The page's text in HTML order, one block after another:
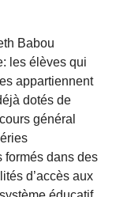
Babou
les élèves qui
appartiennent
dotés de
général
formés dans des
d’accès aux